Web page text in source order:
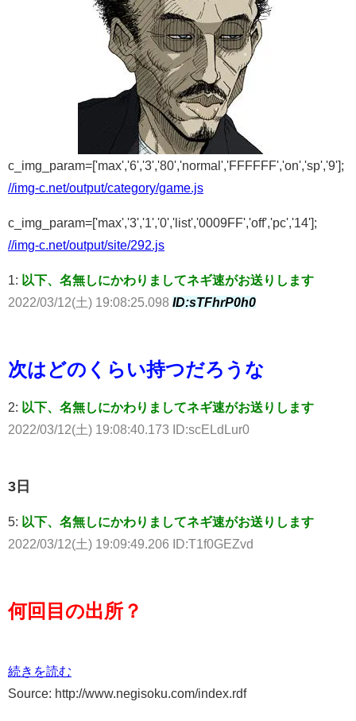
c_img_param=['max','6','3','80','normal','FFFFFF','on','sp','9'];
//img-c.net/output/category/game.js
c_img_param=['max','3','1','0','list','0009FF','off','pc','14'];
//img-c.net/output/site/292.js
1: 以下、名無しにかわりましてネギ速がお送りします
2022/03/12(土) 19:08:25.098 ID:sTFhrP0h0
次はどのくらい持つだろうな
2: 以下、名無しにかわりましてネギ速がお送りします
2022/03/12(土) 19:08:40.173 ID:scELdLur0
3日
5: 以下、名無しにかわりましてネギ速がお送りします
2022/03/12(土) 19:09:49.206 ID:T1f0GEZvd
何回目の出所？
続きを読む
Source: http://www.negisoku.com/index.rdf